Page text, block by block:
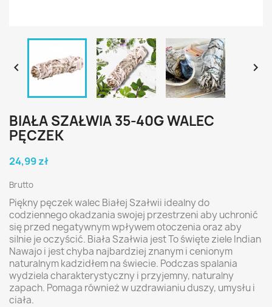
 
BIAŁA SZAŁWIA 35-40G WALEC
PĘCZEK
24,99 zł
Brutto
Piękny pęczek walec Białej Szałwii idealny do
codziennego okadzania swojej przestrzeni aby uchronić
się przed negatywnym wpływem otoczenia oraz aby
silnie je oczyścić. Biała Szałwia jest To święte ziele Indian
Nawajo i jest chyba najbardziej znanym i cenionym
naturalnym kadzidłem na świecie. Podczas spalania
wydziela charakterystyczny i przyjemny, naturalny
zapach. Pomaga również w uzdrawianiu duszy, umysłu i
ciała.